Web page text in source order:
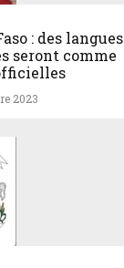
: des langues
seront comme
2023